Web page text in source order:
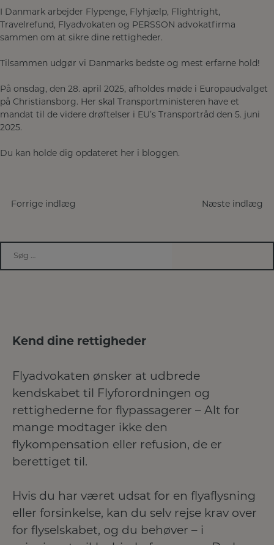
I Danmark arbejder Flypenge, Flyhjælp, Flightright,
Travelrefund, Flyadvokaten og PERSSON advokatfirma
sammen om at sikre dine rettigheder.
Tilsammen udgør vi Danmarks bedste og mest erfarne hold!
På onsdag, den 28. april 2025, afholdes møde i Europaudvalget
på Christiansborg. Her skal Transportministeren have et
mandat til de videre drøftelser i EU’s Transportråd den 5. juni
2025.
Du kan holde dig opdateret her i bloggen.
Indlægsnavigation
Forrige indlæg Næste indlæg
Kend dine rettigheder
Flyadvokaten ønsker at udbrede
kendskabet til Flyforordningen og
rettighederne for flypassagerer – Alt for
mange modtager ikke den
flykompensation eller refusion, de er
berettiget til.
Hvis du har været udsat for en flyaflysning
eller forsinkelse, kan du selv rejse krav over
for flyselskabet, og du behøver – i